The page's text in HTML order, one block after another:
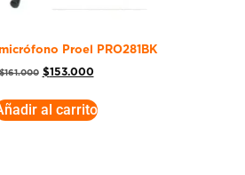
Proel PRO281BK
161.000 $153.000
al carrito